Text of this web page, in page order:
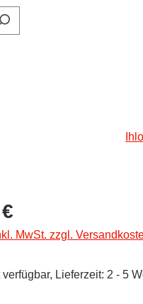
Preis:
MwSt. zzgl.
verfügbar, Lieferzeit: 2 - 5